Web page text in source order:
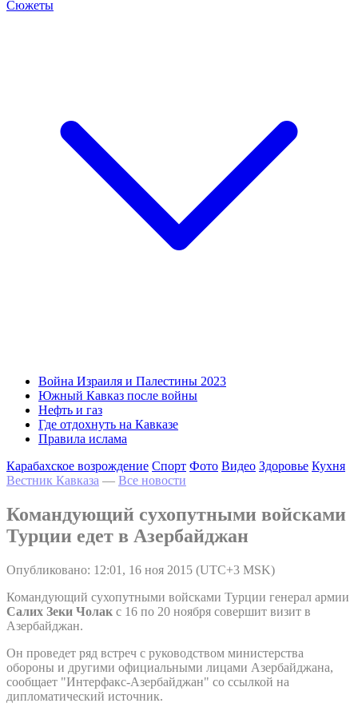
Сюжеты
Война Израиля и Палестины 2023
Южный Кавказ после войны
Нефть и газ
Где отдохнуть на Кавказе
Правила ислама
Карабахское возрождение Спорт Фото Видео Здоровье Кухня
Вестник Кавказа — Все новости
Командующий сухопутными войсками
Турции едет в Азербайджан
Опубликовано: 12:01, 16 ноя 2015 (UTC+3 MSK)
Командующий сухопутными войсками Турции генерал армии
Салих Зеки Чолак с 16 по 20 ноября совершит визит в
Азербайджан.
Он проведет ряд встреч с руководством министерства
обороны и другими официальными лицами Азербайджана,
сообщает "Интерфакс-Азербайджан" со ссылкой на
дипломатический источник.